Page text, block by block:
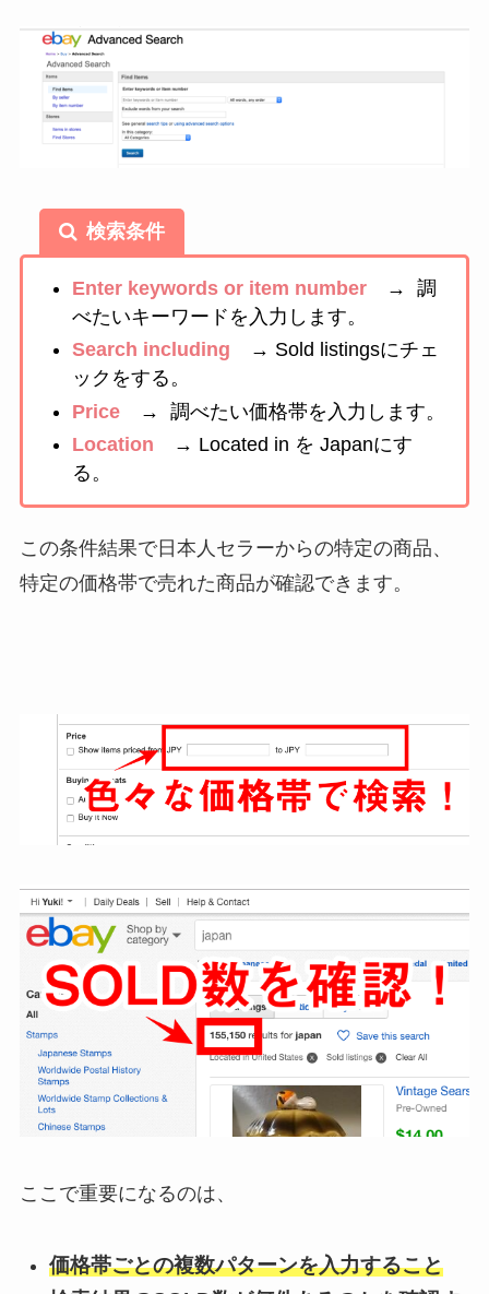
検索条件
Enter keywords or item number→ 調
べたいキーワードを入力します。
Search including → Sold listingsにチェ
ックをする。
Price→ 調べたい価格帯を入力します。
Location → Located in を Japanにす
る。
この条件結果で日本人セラーからの特定の商品、
特定の価格帯で売れた商品が確認できます。
ここで重要になるのは、
価格帯ごとの複数パターンを入力すること